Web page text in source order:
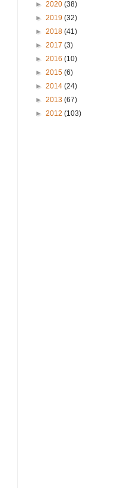
► 2020 (38)
► 2019 (32)
► 2018 (41)
► 2017 (3)
► 2016 (10)
► 2015 (6)
► 2014 (24)
► 2013 (67)
► 2012 (103)